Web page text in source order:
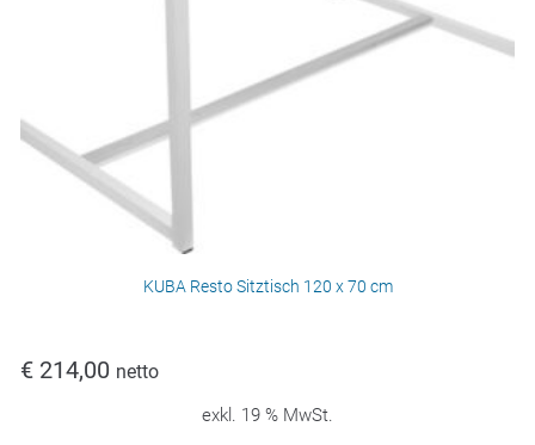
KUBA Resto Sitztisch 120 x 70 cm
€ 214,00 netto
exkl. 19 % MwSt.